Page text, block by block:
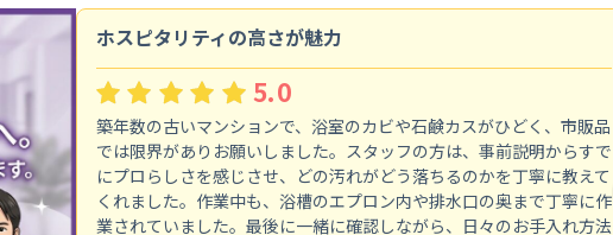
ホスピタリティの高さが魅力
5.0
築年数の古いマンションで、浴室のカビや石鹸カスがひどく、市販品
では限界がありお願いしました。スタッフの方は、事前説明からすで
にプロらしさを感じさせ、どの汚れがどう落ちるのかを丁寧に教えて
くれました。作業中も、浴槽のエプロン内や排水口の奥まで丁寧に作
業されていました。最後に一緒に確認しながら、日々のお手入れ方法